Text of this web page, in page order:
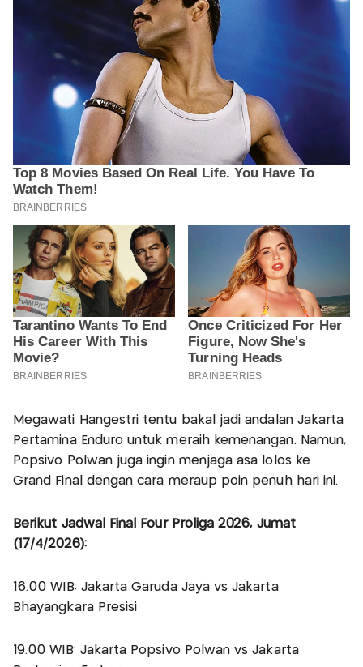
Megawati Hangestri tentu bakal jadi andalan Jakarta
Pertamina Enduro untuk meraih kemenangan. Namun,
Popsivo Polwan juga ingin menjaga asa lolos ke
Grand Final dengan cara meraup poin penuh hari ini.
Berikut Jadwal Final Four Proliga 2026, Jumat
(17/4/2026):
16.00 WIB: Jakarta Garuda Jaya vs Jakarta
Bhayangkara Presisi
19.00 WIB: Jakarta Popsivo Polwan vs Jakarta